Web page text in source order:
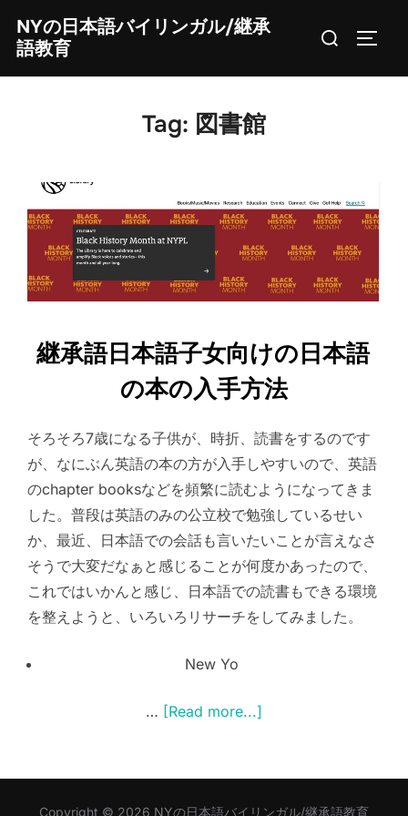
content
NYの日本語バイリンガル/継承
語教育
Search
Tag: 図書館
継承語日本語子女向けの日本語
の本の入手方法
そろそろ7歳になる子供が、時折、読書をするのです
が、なにぶん英語の本の方が入手しやすいので、英語
のchapter booksなどを頻繁に読むようになってきま
した。普段は英語のみの公立校で勉強しているせい
か、最近、日本語での会話も言いたいことが言えなさ
そうで大変だなぁと感じることが何度かあったので、
これではいかんと感じ、日本語での読書もできる環境
を整えようと、いろいろリサーチをしてみました。
New Yo
… [Read more...]
Copyright © 2026 NYの日本語バイリンガル/継承語教育